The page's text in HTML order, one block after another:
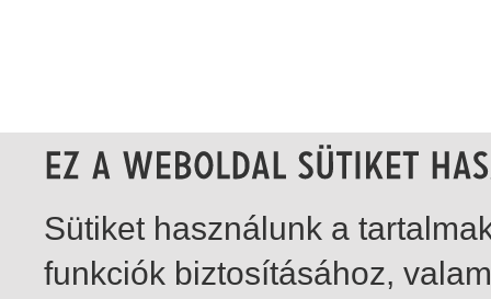
Sütiket használunk a
funkciók biztosításához,